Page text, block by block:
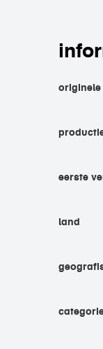
eerste
land